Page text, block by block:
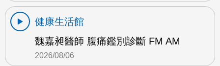
健康生活館
魏嘉昶醫師 腹痛鑑別診斷 FM AM
2026/08/06